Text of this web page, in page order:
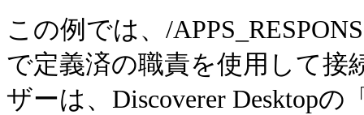
この例では、/
で定義済の職責を使用して
ザーは、Discoverer Desktop